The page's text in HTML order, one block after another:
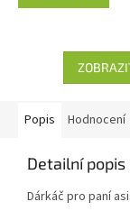
Popis Hodnocení
Detailní
Dárkáč pro paní